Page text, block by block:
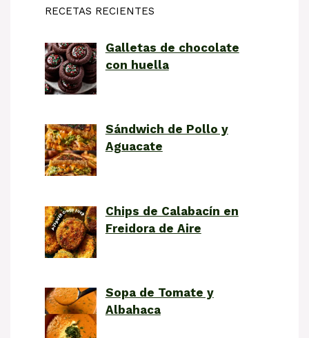
RECETAS RECIENTES
Galletas de chocolate
con huella
Sándwich de Pollo y
Aguacate
Chips de Calabacín en
Freidora de Aire
Sopa de Tomate y
Albahaca